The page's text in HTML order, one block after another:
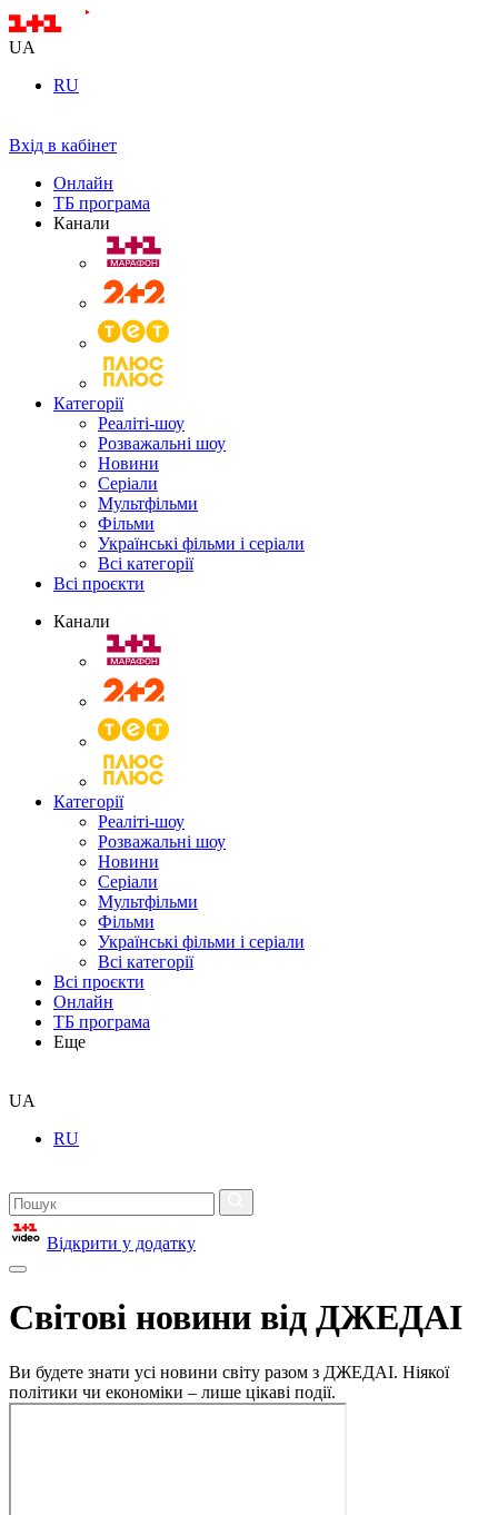
UA
RU
Вхід в кабінет
Онлайн
ТБ програма
Канали
Категорії
Реаліті-шоу
Розважальні шоу
Новини
Серіали
Мультфільми
Фільми
Українські фільми і серіали
Всі категорії
Всі проєкти
Канали
Категорії
Реаліті-шоу
Розважальні шоу
Новини
Серіали
Мультфільми
Фільми
Українські фільми і серіали
Всі категорії
Всі проєкти
Онлайн
ТБ програма
Еще
UA
RU
Відкрити у додатку
Світові новини від ДЖЕДАІ
Ви будете знати усі новини світу разом з ДЖЕДАІ. Ніякої
політики чи економіки – лише цікаві події.